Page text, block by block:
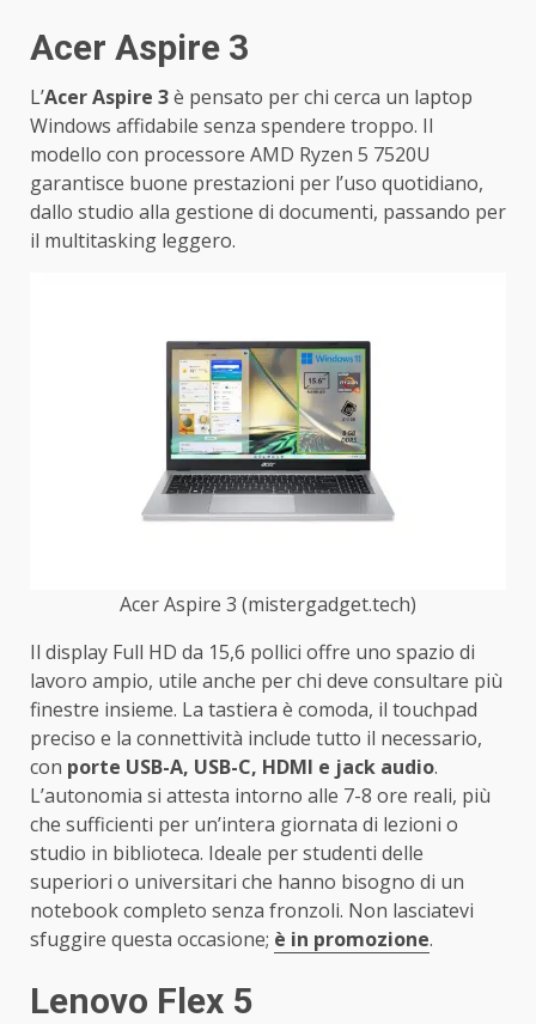
Acer Aspire 3
L’Acer Aspire 3è pensato per chi cerca un laptop
Windows affidabile senza spendere troppo. Il
modello con processore AMD Ryzen 5 7520U
garantisce buone prestazioni per l’uso quotidiano,
dallo studio alla gestione di documenti, passando per
il multitasking leggero.
Acer Aspire 3 (mistergadget.tech)
Il display Full HD da 15,6 pollici offre uno spazio di
lavoro ampio, utile anche per chi deve consultare più
finestre insieme. La tastiera è comoda, il touchpad
preciso e la connettività include tutto il necessario,
con porte USB-A, USB-C, HDMI e jack audio.
L’autonomia si attesta intorno alle 7-8 ore reali, più
che sufficienti per un’intera giornata di lezioni o
studio in biblioteca. Ideale per studenti delle
superiori o universitari che hanno bisogno di un
notebook completo senza fronzoli. Non lasciatevi
sfuggire questa occasione; è in promozione.
Lenovo Flex 5